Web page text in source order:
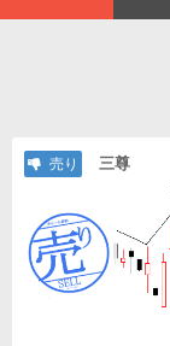
売り 三尊